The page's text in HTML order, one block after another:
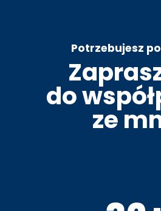
Potrzebujesz
do
ze